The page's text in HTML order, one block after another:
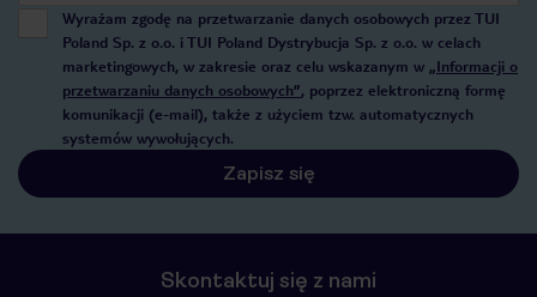
Wyrażam zgodę na przetwarzanie danych osobowych przez TUI
Poland Sp. z o.o. i TUI Poland Dystrybucja Sp. z o.o. w celach
marketingowych, w zakresie oraz celu wskazanym w „Informacji o
przetwarzaniu danych osobowych”, poprzez elektroniczną formę
komunikacji (e-mail), także z użyciem tzw. automatycznych
systemów wywołujących.
Zapisz się
Skontaktuj się z nami